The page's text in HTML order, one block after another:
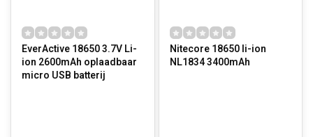
EverActive 18650 3.7V Li-
ion 2600mAh oplaadbaar
micro USB batterij
Nitecore 18650 li-ion
NL1834 3400mAh